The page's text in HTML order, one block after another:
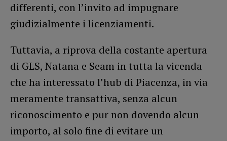
differenti, con l’invito ad impugnare
giudizialmente i licenziamenti.
Tuttavia, a riprova della costante apertura
di GLS, Natana e Seam in tutta la vicenda
che ha interessato l’hub di Piacenza, in via
meramente transattiva, senza alcun
riconoscimento e pur non dovendo alcun
importo, al solo fine di evitare un